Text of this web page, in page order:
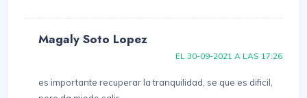
Magaly Soto Lopez
EL 30-09-2021 A LAS 17:26
es importante recuperar la tranquilidad, se que es dificil,